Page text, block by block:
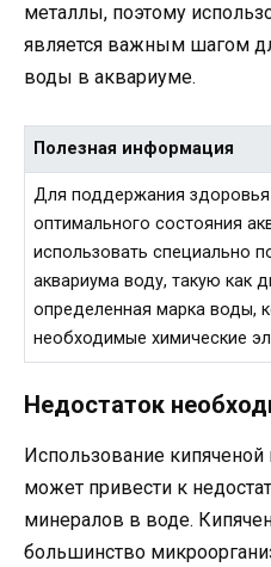
металлы, поэтому
является важным шагом
воды в аквариуме.
Полезная информация
Для поддержания
оптимального состояния
использовать специально
аквариума воду, такую как
определенная марка воды,
необходимые химические
Недостаток
Использование
может привести к
минералов в воде.
большинство